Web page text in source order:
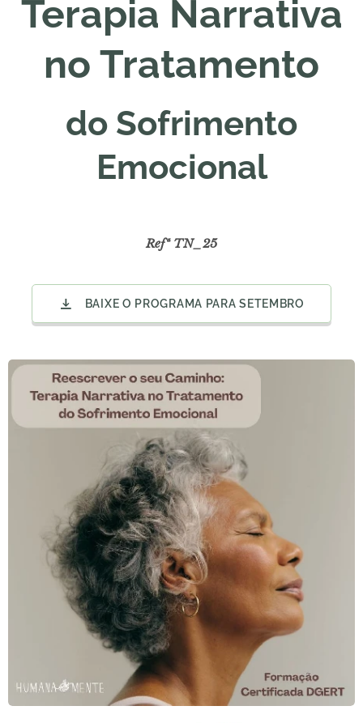
Terapia Narrativa
no Tratamento
do Sofrimento
Emocional
Refª TN_25
BAIXE O PROGRAMA PARA SETEMBRO